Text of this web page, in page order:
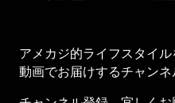
アメカジ的ライフスタイ
動画でお届けするチャンネ